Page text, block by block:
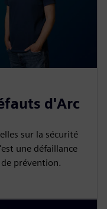
d'Arc
sur la sécurité
une défaillance
prévention.